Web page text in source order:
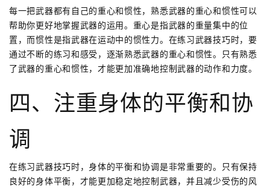
每一把武器都有自己的重心和惯性，熟悉武器的重心和惯性可以
帮助你更好地掌握武器的运用。重心是指武器的重量集中的位
置，而惯性是指武器在运动中的惯性力。在练习武器技巧时，要
通过不断的练习和感受，逐渐熟悉武器的重心和惯性。只有熟悉
了武器的重心和惯性，才能更加准确地控制武器的动作和力度。
四、注重身体的平衡和协
调
在练习武器技巧时，身体的平衡和协调是非常重要的。只有保持
良好的身体平衡，才能更加稳定地控制武器，并且减少受伤的风